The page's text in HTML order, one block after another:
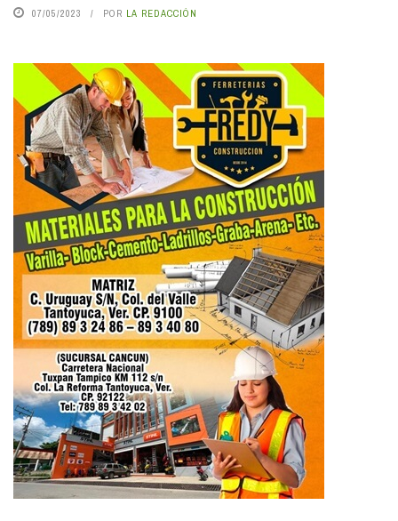
07/05/2023 POR LA REDACCIÓN